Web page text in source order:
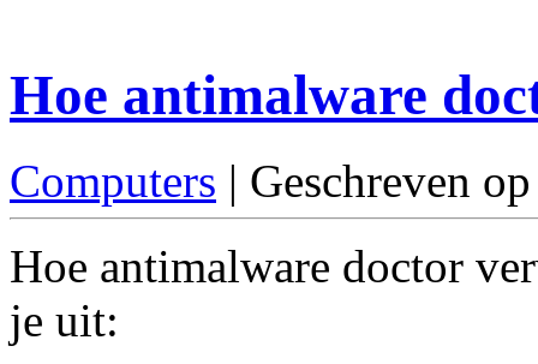
Hoe antimalware
Computers | Geschreven
Hoe antimalware doctor
je uit: